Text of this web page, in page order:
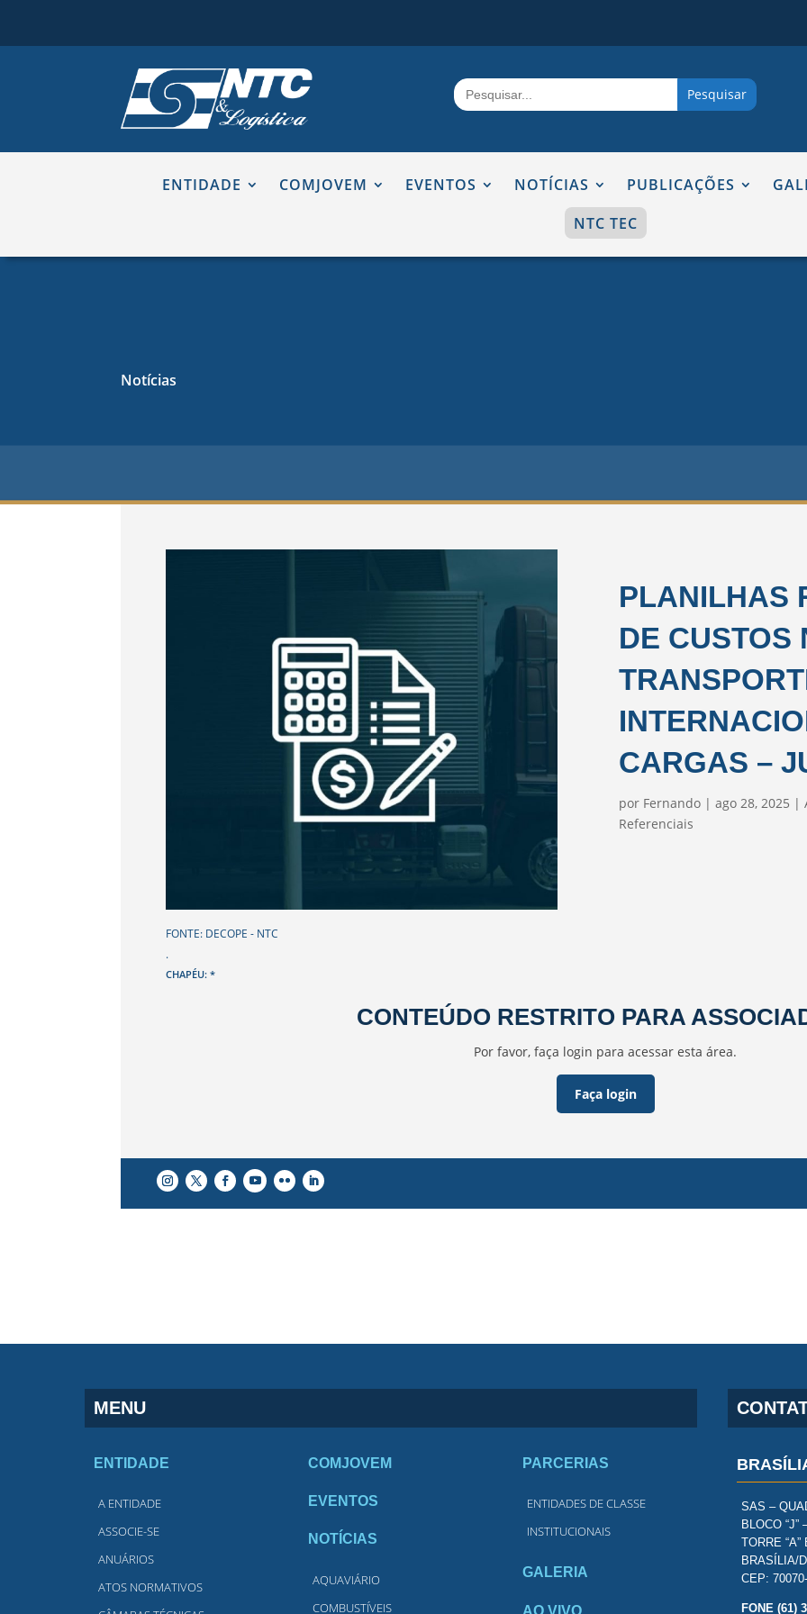
Search
for:
ENTIDADE COMJOVEM EVENTOS NOTÍCIAS PUBLICAÇÕES
NTC TEC
Notícias
PLANILHAS
DE CUSTOS
CARGAS –
por Fernando| ago 28, 2025 |
Referenciais
FONTE: DECOPE - NTC
.
CHAPÉU: *
CONTEÚDO RESTRITO PARA
Por favor, faça login para acessar esta área.
Faça login
MENU
ENTIDADE
A ENTIDADE
ASSOCIE-SE
ANUÁRIOS
ATOS NORMATIVOS
COMJOVEM
EVENTOS
NOTÍCIAS
AQUAVIÁRIO
COMBUSTÍVEIS
PARCERIAS
ENTIDADES DE CLASSE
INSTITUCIONAIS
GALERIA
AO VIVO
SAS –
BLOCO “J”
TORRE
BRASÍLIA/
CEP:
FONE (61)